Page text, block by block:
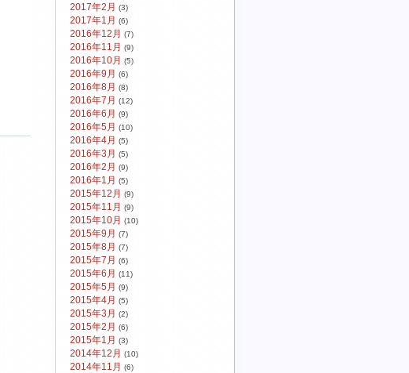
2017年2月 (3)
2017年1月 (6)
2016年12月 (7)
2016年11月 (9)
2016年10月 (5)
2016年9月 (6)
2016年8月 (8)
2016年7月 (12)
2016年6月 (9)
2016年5月 (10)
2016年4月 (5)
2016年3月 (5)
2016年2月 (9)
2016年1月 (5)
2015年12月 (9)
2015年11月 (9)
2015年10月 (10)
2015年9月 (7)
2015年8月 (7)
2015年7月 (6)
2015年6月 (11)
2015年5月 (9)
2015年4月 (5)
2015年3月 (2)
2015年2月 (6)
2015年1月 (3)
2014年12月 (10)
2014年11月 (6)